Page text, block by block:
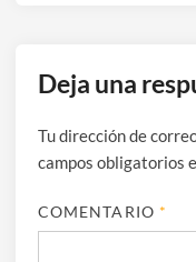
Deja una
Tu dirección de
campos obligatorios
COMENTARIO *